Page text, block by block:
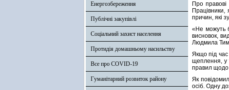
Енергозбереження
Публічні закупівлі
Соціальний захист населення
Протидія домашньому насильству
Все про COVID-19
Гуманітарний розвиток району
Про правові
Працівники,
причин, які
«Не можуть
висновок,
Людмила
Якщо під час
щеплення, у
правил щодо
Як
осіб. Одну